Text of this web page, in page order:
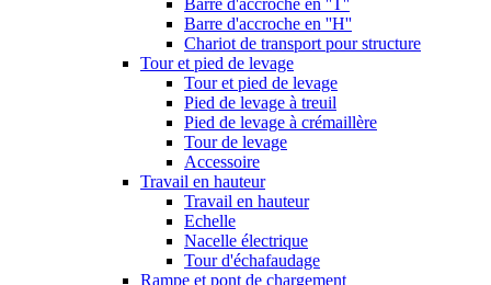
Barre d'accroche en ''T''
Barre d'accroche en ''H''
Chariot de transport pour structure
Tour et pied de levage
Tour et pied de levage
Pied de levage à treuil
Pied de levage à crémaillère
Tour de levage
Accessoire
Travail en hauteur
Travail en hauteur
Echelle
Nacelle électrique
Tour d'échafaudage
Rampe et pont de chargement